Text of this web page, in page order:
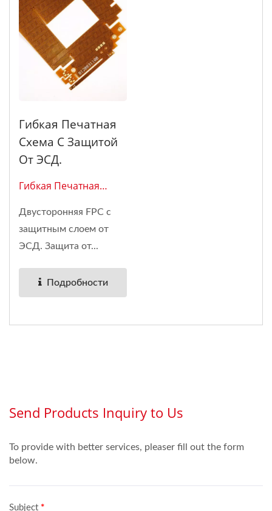
Гибкая Печатная
Схема С Защитой
От ЭСД.
Гибкая Печатная
Двусторонняя FPC с
защитным слоем от
ЭСД. Защита от...
Подробности